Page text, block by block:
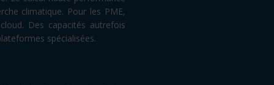
climatique. Pour les PME,
Des capacités autrefois
spécialisées.